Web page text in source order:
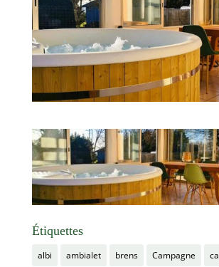
Étiquettes
albi ambialet brens Campagne